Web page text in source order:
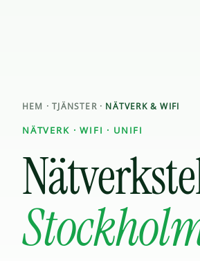
HEM · TJÄNSTER · NÄTVERK & WIFI
NÄTVERK · WIFI · UNIFI